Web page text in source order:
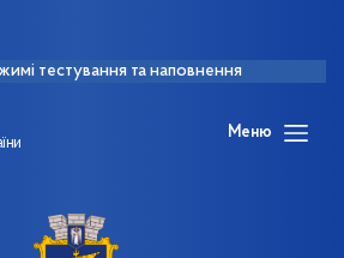
тестування та наповнення
Меню